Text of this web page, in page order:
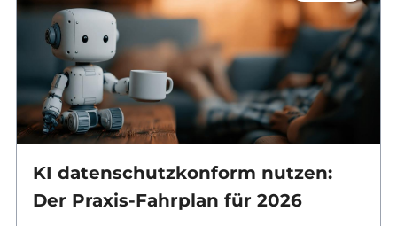
Auswahl.
KI datenschutzkonform nutzen:
Der Praxis-Fahrplan für 2026